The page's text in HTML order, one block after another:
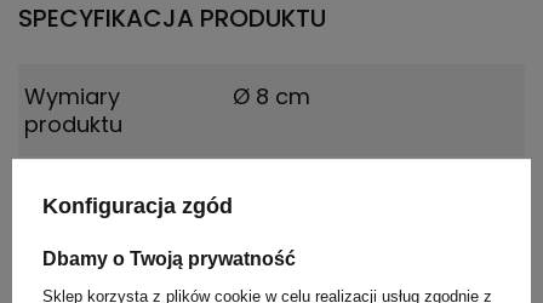
SPECYFIKACJA PRODUKTU
Wymiary
produktu
Ø 8 cm
produktu (g)
Konfiguracja zgód
Dbamy o Twoją prywatność
Sklep korzysta z plików cookie w celu realizacji usług zgodnie z